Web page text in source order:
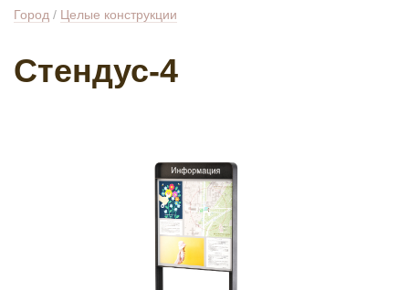
Город / Целые конструкции
Стендус-4